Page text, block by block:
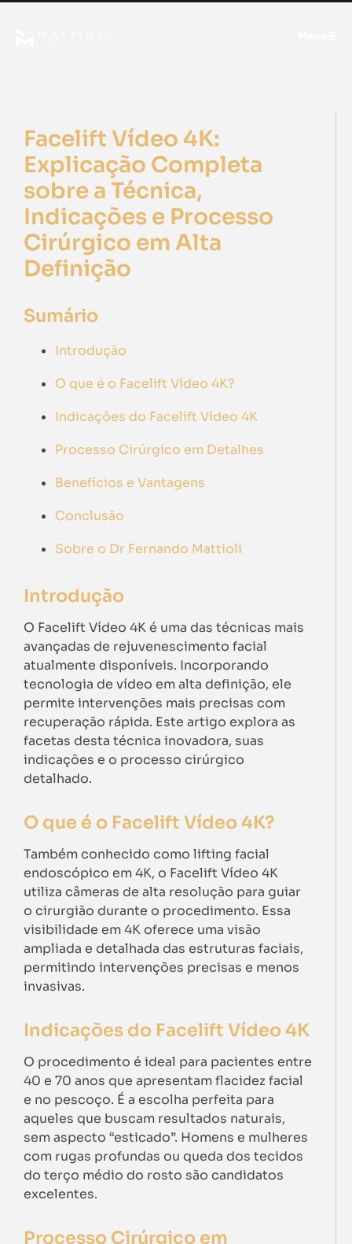
Facelift Vídeo 4K:
Explicação Completa
sobre a Técnica,
Indicações e Processo
Cirúrgico em Alta
Definição
Sumário
Introdução
O que é o Facelift Vídeo 4K?
Indicações do Facelift Vídeo 4K
Processo Cirúrgico em Detalhes
Benefícios e Vantagens
Conclusão
Sobre o Dr Fernando Mattioli
Introdução
O Facelift Vídeo 4K é uma das técnicas mais
avançadas de rejuvenescimento facial
atualmente disponíveis. Incorporando
tecnologia de vídeo em alta definição, ele
permite intervenções mais precisas com
recuperação rápida. Este artigo explora as
facetas desta técnica inovadora, suas
indicações e o processo cirúrgico
detalhado.
O que é o Facelift Vídeo 4K?
Também conhecido como lifting facial
endoscópico em 4K, o Facelift Vídeo 4K
utiliza câmeras de alta resolução para guiar
o cirurgião durante o procedimento. Essa
visibilidade em 4K oferece uma visão
ampliada e detalhada das estruturas faciais,
permitindo intervenções precisas e menos
invasivas.
Indicações do Facelift Vídeo 4K
O procedimento é ideal para pacientes entre
40 e 70 anos que apresentam flacidez facial
e no pescoço. É a escolha perfeita para
aqueles que buscam resultados naturais,
sem aspecto “esticado”. Homens e mulheres
com rugas profundas ou queda dos tecidos
do terço médio do rosto são candidatos
excelentes.
Processo Cirúrgico em